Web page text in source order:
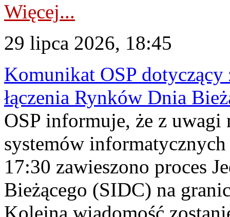
Więcej...
29 lipca 2026, 18:45
Komunikat OSP dotyczący
łączenia Rynków Dnia
OSP informuje, że z uwagi
systemów
17:30 zawieszono proces
Bieżącego (SIDC) na